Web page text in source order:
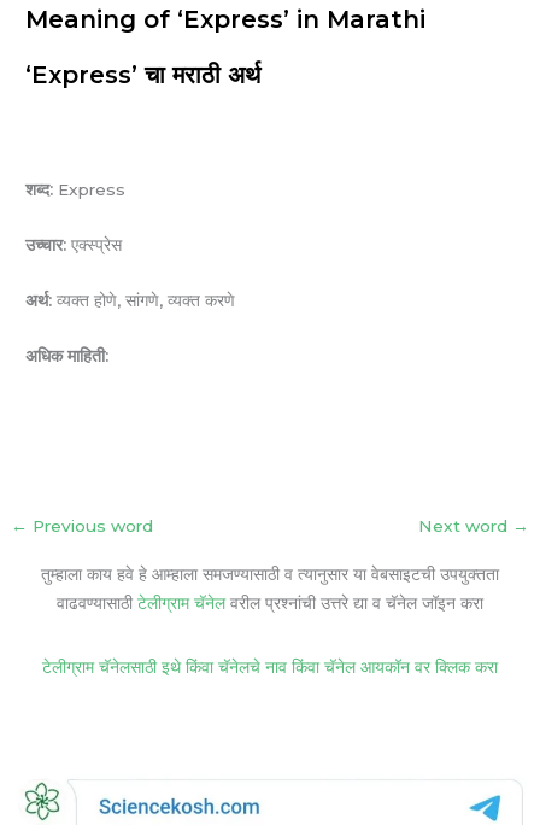
Meaning of ‘Express’ in Marathi
‘Express’ चा मराठी अर्थ
शब्द: Express
उच्चार: एक्स्प्रेस
अर्थ: व्यक्त होणे, सांगणे, व्यक्त करणे
अधिक माहिती:
← Previous word Next word →
तुम्हाला काय हवे हे आम्हाला समजण्यासाठी व त्यानुसार या वेबसाइटची उपयुक्तता
वाढवण्यासाठी टेलीग्राम चॅनेलवरील प्रश्नांची उत्तरे द्या व चॅनेल जॉइन करा
टेलीग्राम चॅनेलसाठी इथे किंवा चॅनेलचे नाव किंवा चॅनेल आयकॉन वर क्लिक करा